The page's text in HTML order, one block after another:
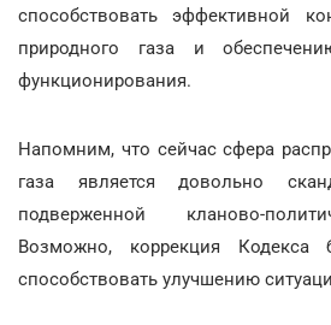
способствовать эффективной
природного газа и
функционирования.
Напомним, что сейчас сфера
газа является довольно
подверженной кланово-
Возможно, коррекция Кодекса
способствовать улучшению